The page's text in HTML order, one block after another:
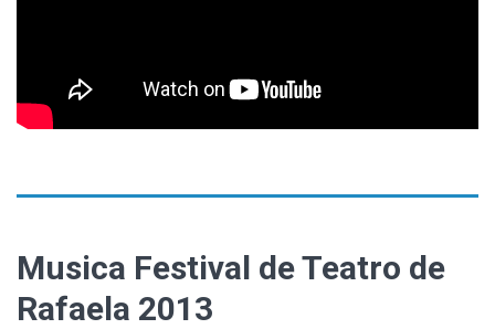
Musica Festival de Teatro de
Rafaela 2013